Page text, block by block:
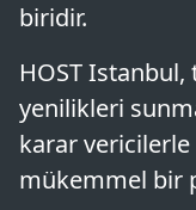
biridir.
HOST
yenilikleri
karar
mükemmel bir